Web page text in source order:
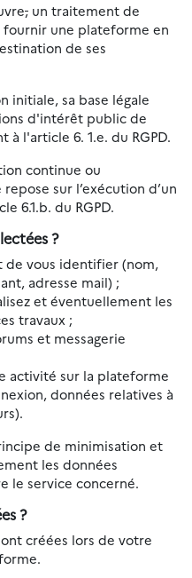
, un traitement de
fournir une plateforme en
de ses
initiale, sa base légale
d'intérêt public de
l'article 6. 1.e. du RGPD.
continue ou
sur l’exécution d’un
6.1.b. du RGPD.
?
vous identifier (nom,
adresse mail) ;
et éventuellement les
travaux ;
et messagerie
activité sur la plateforme
données relatives à
de minimisation et
les données
le service concerné.
?
créées lors de votre